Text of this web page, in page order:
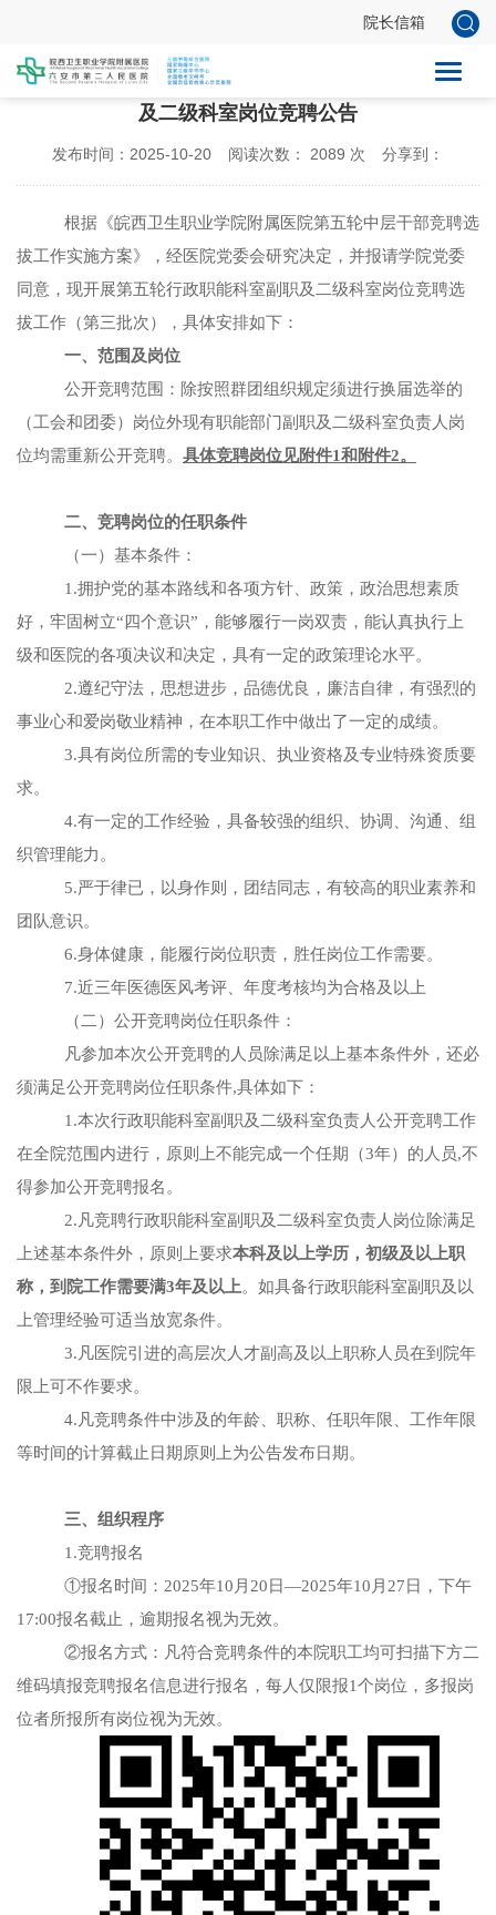
院长信箱
皖西卫生职业学院附属医院第五轮行政职能科室副职
及二级科室岗位竞聘公告
发布时间：2025-10-20 阅读次数： 2089 次 分享到：
根据《皖西卫生职业学院附属医院第五轮中层干部竞聘选
拔工作实施方案》，经医院党委会研究决定，并报请学院党委
同意，现开展第五轮行政职能科室副职及二级科室岗位竞聘选
拔工作（第三批次），具体安排如下：
一、范围及岗位
公开竞聘范围：除按照群团组织规定须进行换届选举的
（工会和团委）岗位外现有职能部门副职及二级科室负责人岗
位均需重新公开竞聘。 具体竞聘岗位见附件1和附件2。
二、竞聘岗位的任职条件
（一）基本条件：
1.拥护党的基本路线和各项方针、政策，政治思想素质
好，牢固树立“四个意识”，能够履行一岗双责，能认真执行上
级和医院的各项决议和决定，具有一定的政策理论水平。
2.遵纪守法，思想进步，品德优良，廉洁自律，有强烈的
事业心和爱岗敬业精神，在本职工作中做出了一定的成绩。
3.具有岗位所需的专业知识、执业资格及专业特殊资质要
求。
4.有一定的工作经验，具备较强的组织、协调、沟通、组
织管理能力。
5.严于律已，以身作则，团结同志，有较高的职业素养和
团队意识。
6.身体健康，能履行岗位职责，胜任岗位工作需要。
7.近三年医德医风考评、年度考核均为合格及以上
（二）公开竞聘岗位任职条件：
凡参加本次公开竞聘的人员除满足以上基本条件外，还必
须满足公开竞聘岗位任职条件,具体如下：
1.本次行政职能科室副职及二级科室负责人公开竞聘工作
在全院范围内进行，原则上不能完成一个任期（3年）的人员,不
得参加公开竞聘报名。
2.凡竞聘行政职能科室副职及二级科室负责人岗位除满足
上述基本条件外，原则上要求本科及以上学历，初级及以上职
称，到院工作需要满3年及以上。如具备行政职能科室副职及以
上管理经验可适当放宽条件。
3.凡医院引进的高层次人才副高及以上职称人员在到院年
限上可不作要求。
4.凡竞聘条件中涉及的年龄、职称、任职年限、工作年限
等时间的计算截止日期原则上为公告发布日期。
三、组织程序
1.竞聘报名
①报名时间： 2025年10月20日—2025年10月27日，下午
17:00报名截止，逾期报名视为无效。
②报名方式：凡符合竞聘条件的本院职工均可扫描下方二
维码填报竞聘报名信息进行报名，每人仅限报1个岗位，多报岗
位者所报所有岗位视为无效。